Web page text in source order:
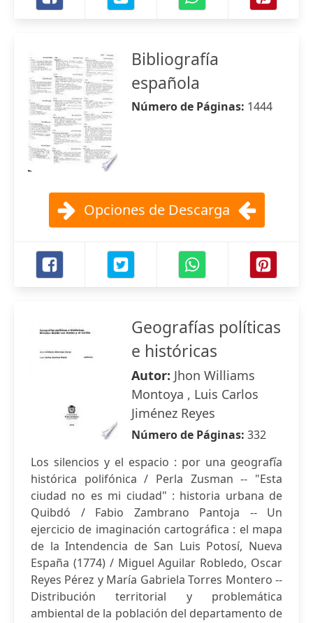
Bibliografía
española
Número de Páginas: 1444
Opciones de Descarga
Geografías políticas
e históricas
Autor: Jhon Williams
Montoya , Luis Carlos
Jiménez Reyes
Número de Páginas: 332
Los silencios y el espacio : por una geografi̋a
histórica polifónica / Perla Zusman -- "Esta
ciudad no es mi ciudad" : historia urbana de
Quibdó / Fabio Zambrano Pantoja -- Un
ejercicio de imaginación cartográfica : el mapa
de la Intendencia de San Luis Potosí, Nueva
España (1774) / Miguel Aguilar Robledo, Oscar
Reyes Pérez y María Gabriela Torres Montero --
Distribución territorial y problemática
ambiental de la población del departamento de